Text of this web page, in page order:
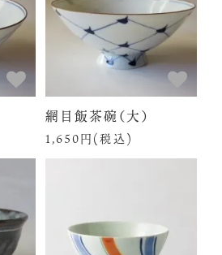
網目飯茶碗（大）
1,650円(税込)